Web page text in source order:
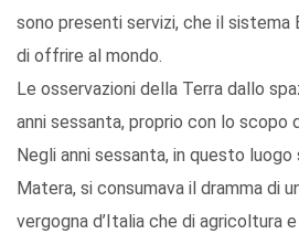
sono presenti servizi, che il sistema
di offrire al mondo.
Le osservazioni della Terra dallo
anni sessanta, proprio con lo scopo
Negli anni sessanta, in questo
Matera, si consumava il dramma di
vergogna d’Italia che di agricoltura